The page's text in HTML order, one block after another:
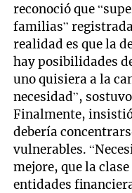
reconoció que
familias”
realidad es que la
hay posibilidades
uno quisiera a la
necesidad”,
Finalmente,
debería
vulnerables.
mejore, que la
entidades